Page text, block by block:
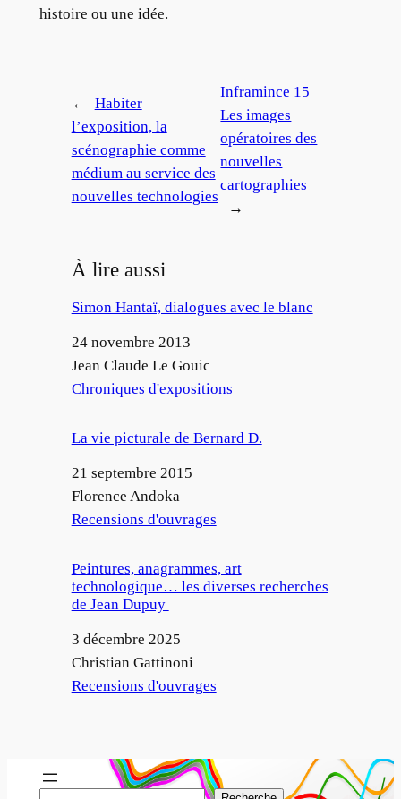
histoire ou une idée.
←
Habiter
l’exposition, la
scénographie comme
médium au service des
nouvelles technologies
Inframince 15
Les images
opératoires des
nouvelles
cartographies
→
À lire aussi
Simon Hantaï, dialogues avec le blanc
Date
24 novembre 2013
Auteur
Jean Claude Le Gouic
Par rapport à
Chroniques d'expositions
La vie picturale de Bernard D.
Date
21 septembre 2015
Auteur
Florence Andoka
Par rapport à
Recensions d'ouvrages
Peintures, anagrammes, art
technologique… les diverses recherches
de Jean Dupuy
Date
3 décembre 2025
Auteur
Christian Gattinoni
Par rapport à
Recensions d'ouvrages